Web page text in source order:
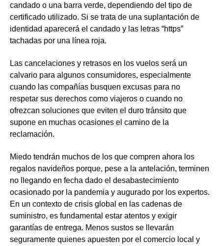
candado o una barra verde, dependiendo del tipo de
certificado utilizado. Si se trata de una suplantación de
identidad aparecerá el candado y las letras “https”
tachadas por una línea roja.
Las cancelaciones y retrasos en los vuelos será un
calvario para algunos consumidores, especialmente
cuando las compañías busquen excusas para no
respetar sus derechos como viajeros o cuando no
ofrezcan soluciones que eviten el duro tránsito que
supone en muchas ocasiones el camino de la
reclamación.
Miedo tendrán muchos de los que compren ahora los
regalos navideños porque, pese a la antelación, terminen
no llegando en fecha dado el desabastecimiento
ocasionado por la pandemia y augurado por los expertos.
En un contexto de crisis global en las cadenas de
suministro, es fundamental estar atentos y exigir
garantías de entrega. Menos sustos se llevarán
seguramente quienes apuesten por el comercio local y